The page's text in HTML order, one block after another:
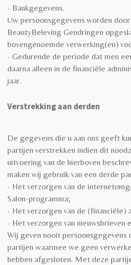
- Bankgegevens.
Uw persoonsgegevens worden
BeautyBeleving Gendringen
bovengenoemde verwerking(en)
- Gedurende de periode dat men
daarna alleen in de financiële
jaar.
Verstrekking aan derden
De gegevens die u aan ons geeft
partijen verstrekken indien dit
uitvoering van de hierboven
maken wij gebruik van een derde
- Het verzorgen van de
Salon-programma;
- Het verzorgen van de (financiële)
- Het verzorgen van nieuwsbrieven
Wij geven nooit persoonsgegevens
partijen waarmee we geen
hebben afgesloten. Met deze